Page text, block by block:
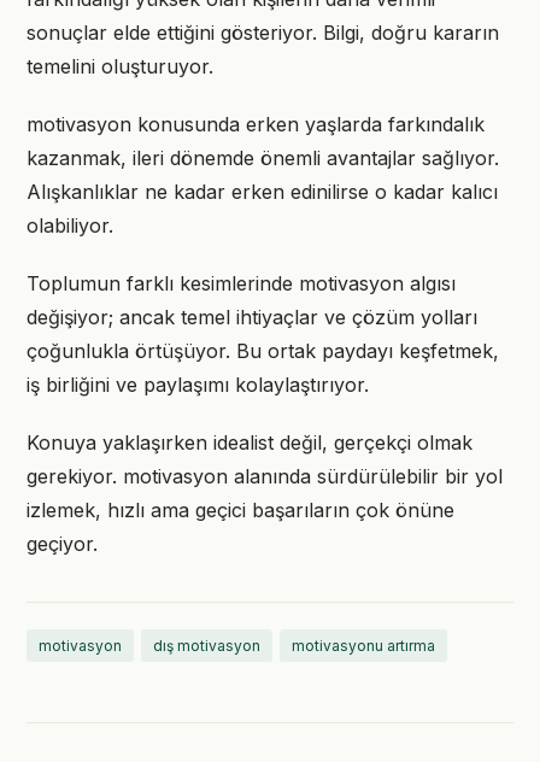
sonuçlar elde ettiğini gösteriyor. Bilgi, doğru kararın
temelini oluşturuyor.
motivasyon konusunda erken yaşlarda farkındalık
kazanmak, ileri dönemde önemli avantajlar sağlıyor.
Alışkanlıklar ne kadar erken edinilirse o kadar kalıcı
olabiliyor.
Toplumun farklı kesimlerinde motivasyon algısı
değişiyor; ancak temel ihtiyaçlar ve çözüm yolları
çoğunlukla örtüşüyor. Bu ortak paydayı keşfetmek,
iş birliğini ve paylaşımı kolaylaştırıyor.
Konuya yaklaşırken idealist değil, gerçekçi olmak
gerekiyor. motivasyon alanında sürdürülebilir bir yol
izlemek, hızlı ama geçici başarıların çok önüne
geçiyor.
motivasyon dış motivasyon motivasyonu artırma